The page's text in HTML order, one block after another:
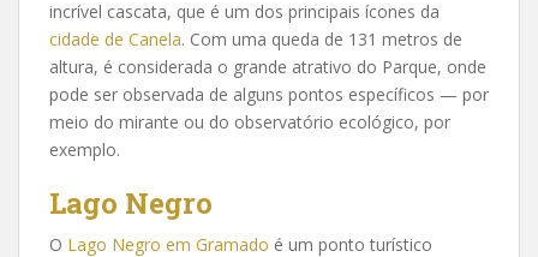
incrível cascata, que é um dos principais ícones da
cidade de Canela. Com uma queda de 131 metros de
altura, é considerada o grande atrativo do Parque, onde
pode ser observada de alguns pontos específicos — por
meio do mirante ou do observatório ecológico, por
exemplo.
Lago Negro
O Lago Negro em Gramado é um ponto turístico